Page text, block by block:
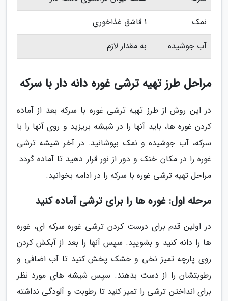
نمک
1 قاشق غذاخوری
آب جوشیده
به مقدار لازم
مراحل طرز تهیه ترشی غوره دانه دار با سرکه
در این روش از طرز تهیه ترشی غوره با سرکه بعد از آماده
کردن غوره ها، باید آنها را در شیشه بریزید و روی آنها را با
سرکه، آب جوشیده و نمک بپوشانید. در آخر شیشه ترشی
غوره را در مکان خنک و دور از نور قرار دهید تا آماده گردد.
مراحل تهیه ترشی غوره با سرکه را در ادامه بخوانید.
مرحله اول: غوره ها را برای ترشی آماده کنید
در اولین قدم برای درست کردن ترشی غوره سرکه ای، غوره
ها را دانه کنید و بشویید. سپس آنها را بعد از آبکش کردن
روی پارچه تمیز نخی و خشک پخش کنید تا آب اضافی و
رطوبتشان را از دست بدهند. سپس شیشه های مورد نظر
برای انداختن ترشی را تمیز کنید تا رطوبت و آلودگی نداشته